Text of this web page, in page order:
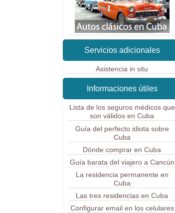
Servicios adicionales
Asistencia in situ
Informaciones útiles
Lista de los seguros médicos que
son válidos en Cuba
Guía del perfecto idiota sobre
Cuba
Dónde comprar en Cuba
Guía barata del viajero a Cancún
La residencia permanente en
Cuba
Las tres residencias en Cuba
Configurar email en los celulares